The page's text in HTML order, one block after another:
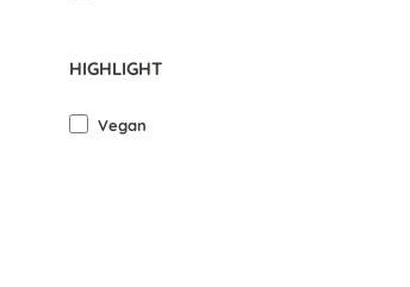
HIGHLIGHT
Vegan